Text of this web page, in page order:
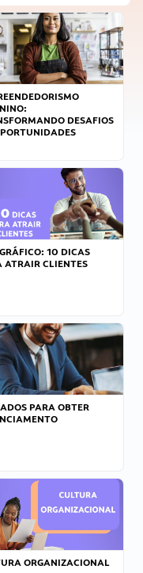
DESAFIOS
10 DICAS
ATRAIR CLIENTES
PARA OBTER
ORGANIZACIONAL